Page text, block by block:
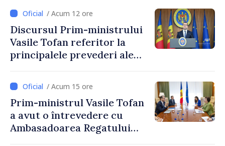
stimularea investițiilor și o
taxare mai echitabilă
/ Acum 12 ore
Discursul Prim-ministrului
Vasile Tofan referitor la
principalele prevederi ale
2027
/ Acum 15 ore
Prim-ministrul Vasile Tofan
a avut o întrevedere cu
Ambasadoarea Regatului